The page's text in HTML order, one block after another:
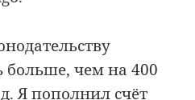
больше, чем на 400
Я пополнил счёт